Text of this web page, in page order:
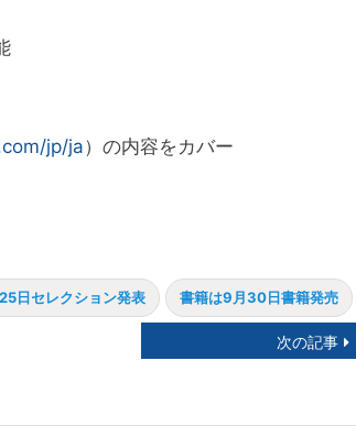
jp/ja）の内容をカバー
日セレクション発表 書籍は9月30日書籍発売
次の記事